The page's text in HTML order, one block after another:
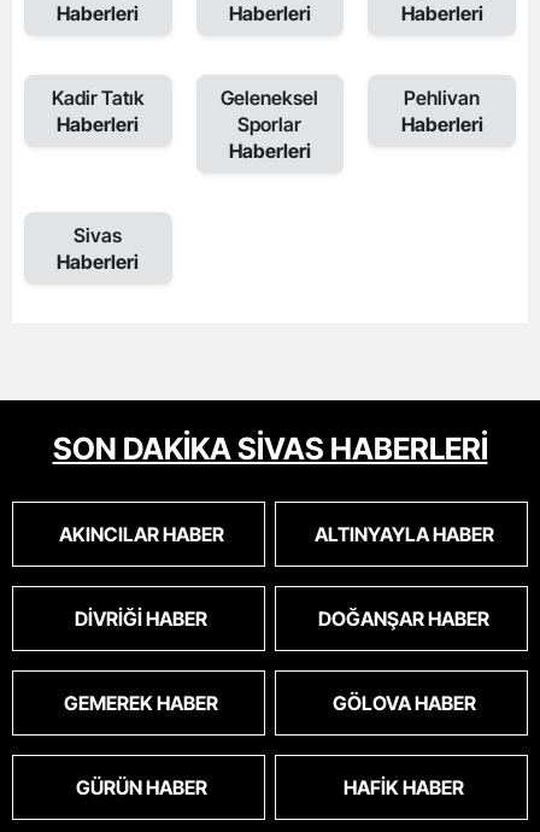
Haberleri
Haberleri
Haberleri
Kadir Tatık
Haberleri
Geleneksel
Sporlar
Haberleri
Pehlivan
Haberleri
Sivas
Haberleri
SON DAKİKA SİVAS HABERLERİ
AKINCILAR HABER ALTINYAYLA HABER
DIVRIĞI HABER DOĞANŞAR HABER
GEMEREK HABER GÖLOVA HABER
GÜRÜN HABER HAFIK HABER